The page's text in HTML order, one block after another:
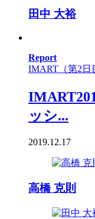
田中 大裕
Report
IMART（第2日
ッシ...
2019.12.17
高橋 克則